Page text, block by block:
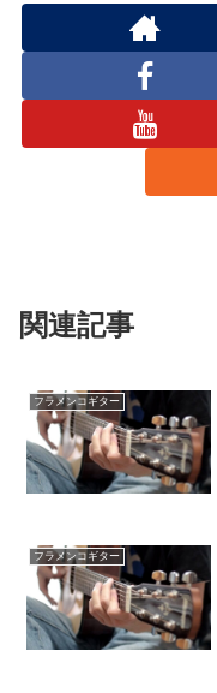
関連記事
フラメンコギター
フラメンコギター